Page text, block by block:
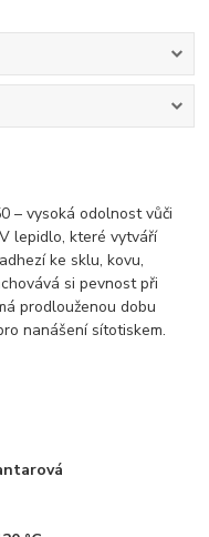
– vysoká odolnost vůči
lepidlo, které vytváří
ke sklu, kovu,
si pevnost při
prodlouženou dobu
nanášení sítotiskem.